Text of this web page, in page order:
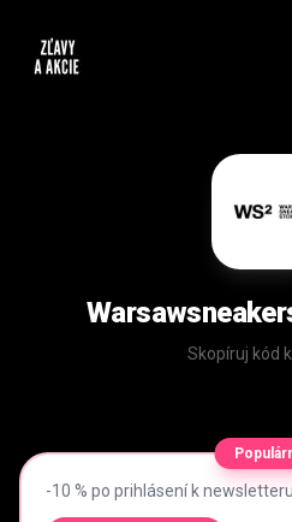
Skopíruj kód
-10 % po prihlásení k newsletteru